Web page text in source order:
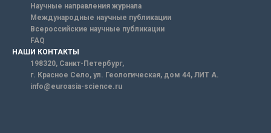
Научные направления журнала
Международные научные публикации
Всероссийские научные публикации
FAQ
НАШИ КОНТАКТЫ
198320, Санкт-Петербург,
г. Красное Село, ул. Геологическая, дом 44, ЛИТ А.
info@euroasia-science.ru